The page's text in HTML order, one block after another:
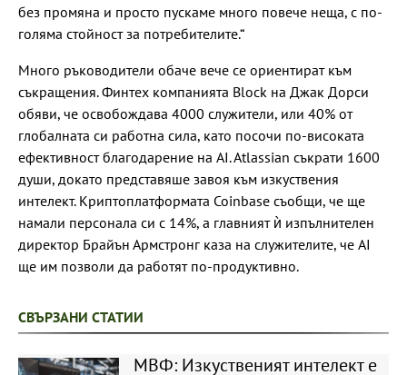
без промяна и просто пускаме много повече неща, с по-
голяма стойност за потребителите.“
Много ръководители обаче вече се ориентират към
съкращения. Финтех компанията Block на Джак Дорси
обяви, че освобождава 4000 служители, или 40% от
глобалната си работна сила, като посочи по-високата
ефективност благодарение на AI. Atlassian съкрати 1600
души, докато представяше завоя към изкуствения
интелект. Криптоплатформата Coinbase съобщи, че ще
намали персонала си с 14%, а главният ѝ изпълнителен
директор Брайън Армстронг каза на служителите, че AI
ще им позволи да работят по-продуктивно.
СВЪРЗАНИ СТАТИИ
МВФ: Изкуственият интелект е